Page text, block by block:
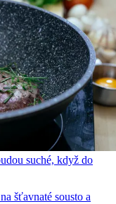
suché, když do
šťavnaté sousto a